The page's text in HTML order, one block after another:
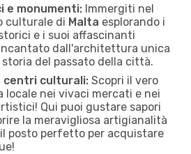
monumenti: Immergiti nel
culturale di Malta esplorando i
e i suoi affascinanti
dall'architettura unica
del passato della città.
centri culturali: Scopri il vero
locale nei vivaci mercati e nei
Qui puoi gustare sapori
la meravigliosa artigianalità
il posto perfetto per acquistare